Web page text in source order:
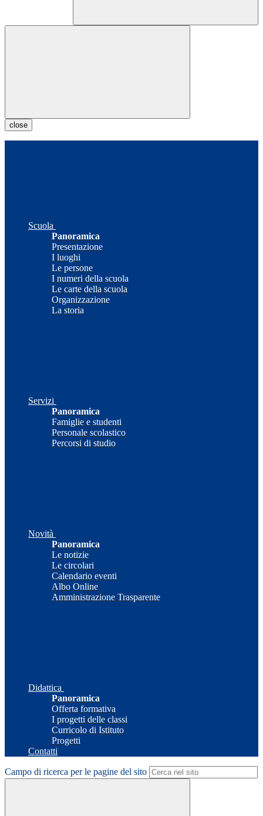
close
Scuola
Panoramica
Presentazione
I luoghi
Le persone
I numeri della scuola
Le carte della scuola
Organizzazione
La storia
Servizi
Panoramica
Famiglie e studenti
Personale scolastico
Percorsi di studio
Novità
Panoramica
Le notizie
Le circolari
Calendario eventi
Albo Online
Amministrazione Trasparente
Didattica
Panoramica
Offerta formativa
I progetti delle classi
Curricolo di Istituto
Progetti
Contatti
Campo di ricerca per le pagine del sito